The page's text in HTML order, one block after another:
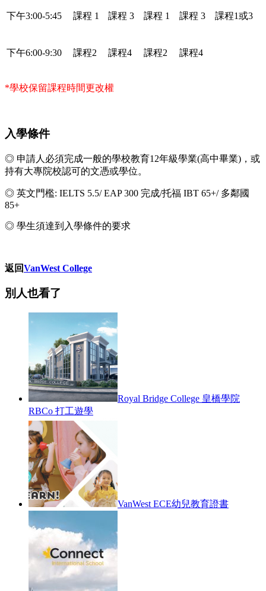
下午3:00-5:45 課程 1 課程 3 課程 1 課程 3 課程1或3
下午6:00-9:30 課程2 課程4 課程2 課程4
*學校保留課程時間更改權
入學條件
◎ 申請人必須完成一般的學校教育12年級學業(高中畢業)，或
持有大專院校認可的文憑或學位。
◎ 英文門檻: IELTS 5.5/ EAP 300 完成/托福 IBT 65+/ 多鄰國
85+
◎ 學生須達到入學條件的要求
返回VanWest College
別人也看了
Royal Bridge College 皇橋學院
RBCo 打工遊學
VanWest ECE幼兒教育證書